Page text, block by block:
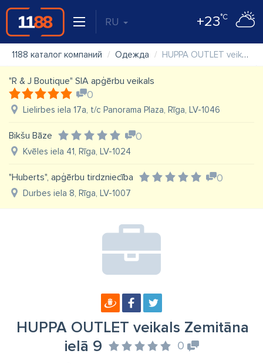
RU +23°C
1188 каталог компаний Одежда HUPPA OUTLET veikals Zemitāna ielā 9
"R & J Boutique" SIA apģērbu veikals
0
Lielirbes iela 17a, t/c Panorama Plaza, Rīga, LV-1046
Bikšu Bāze 0
Kvēles iela 41, Rīga, LV-1024
"Huberts", apģērbu tirdzniecība 0
Durbes iela 8, Rīga, LV-1007
HUPPA OUTLET veikals Zemitāna
ielā 9
0